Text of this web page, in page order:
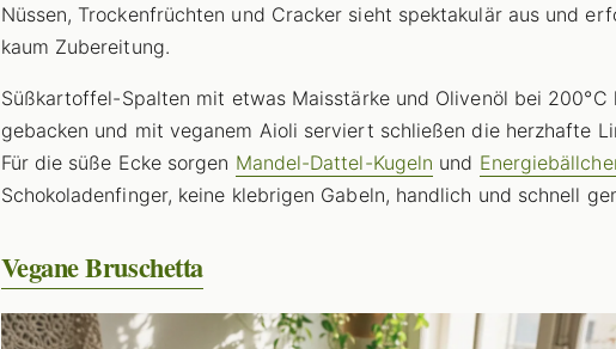
Nüssen, Trockenfrüchten und Cracker sieht spektakulär aus und
kaum Zubereitung.
Süßkartoffel-Spalten mit etwas Maisstärke und Olivenöl bei 200°C
gebacken und mit veganem Aioli serviert schließen die herzhafte
Für die süße Ecke sorgen Mandel-Dattel-Kugeln und
Schokoladenfinger, keine klebrigen Gabeln, handlich und schnell
Vegane Bruschetta